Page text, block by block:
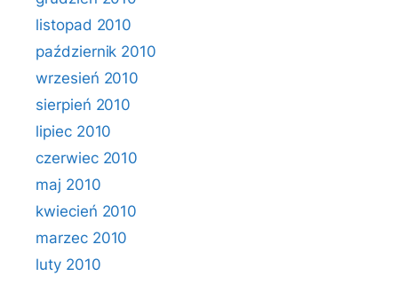
listopad 2010
październik 2010
wrzesień 2010
sierpień 2010
lipiec 2010
czerwiec 2010
maj 2010
kwiecień 2010
marzec 2010
luty 2010